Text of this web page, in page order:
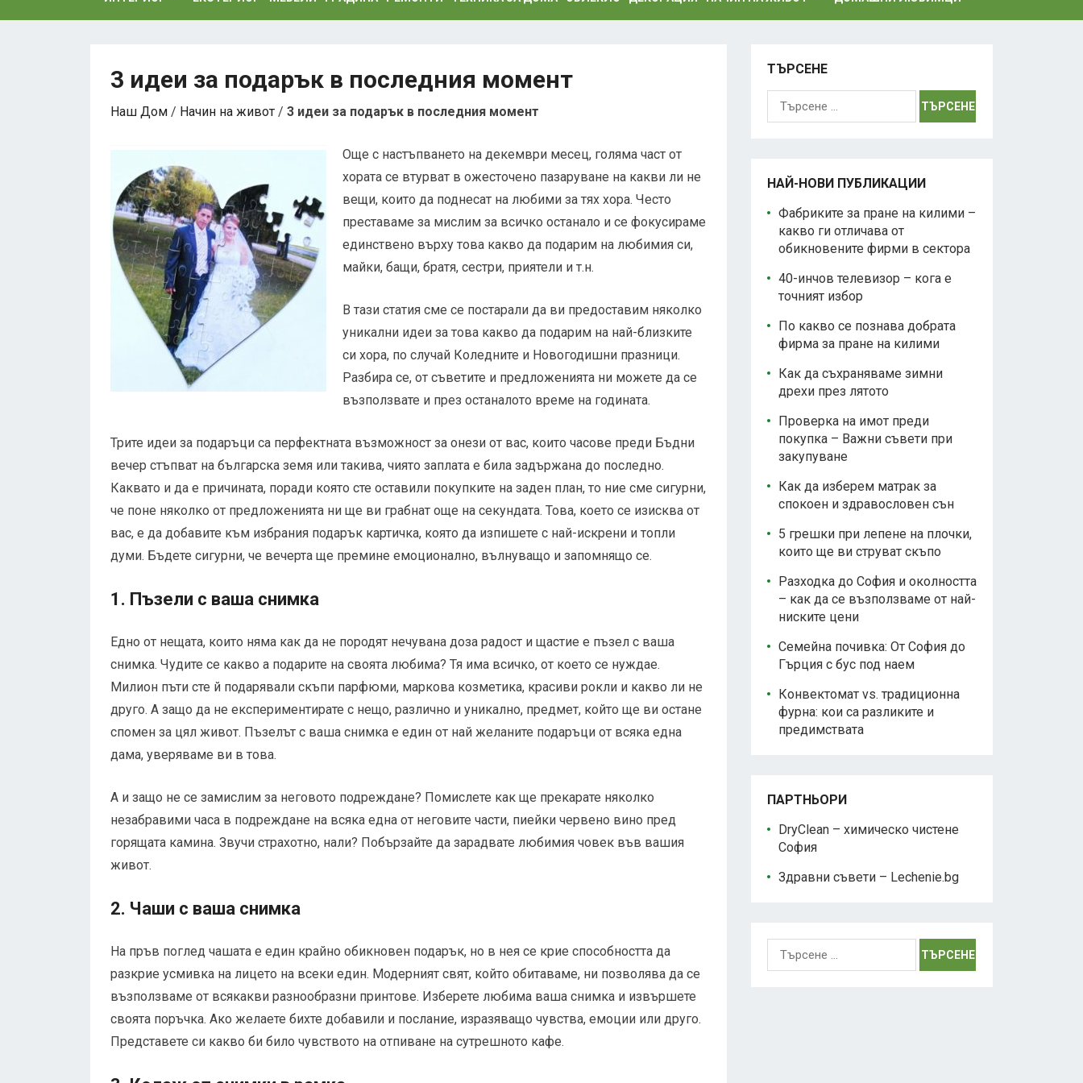
3 идеи за подарък в последния момент
Наш Дом / Начин на живот / 3 идеи за подарък в последния момент
Още с настъпването на декември месец, голяма част от
хората се втурват в ожесточено пазаруване на какви ли не
вещи, които да поднесат на любими за тях хора. Често
преставаме за мислим за всичко останало и се фокусираме
единствено върху това какво да подарим на любимия си,
майки, бащи, братя, сестри, приятели и т.н.
В тази статия сме се постарали да ви предоставим няколко
уникални идеи за това какво да подарим на най-близките
си хора, по случай Коледните и Новогодишни празници.
Разбира се, от съветите и предложенията ни можете да се
възползвате и през останалото време на годината.
Трите идеи за подаръци са перфектната възможност за онези от вас, които часове преди Бъдни
вечер стъпват на българска земя или такива, чиято заплата е била задържана до последно.
Каквато и да е причината, поради която сте оставили покупките на заден план, то ние сме сигурни,
че поне няколко от предложенията ни ще ви грабнат още на секундата. Това, което се изисква от
вас, е да добавите към избрания подарък картичка, която да изпишете с най-искрени и топли
думи. Бъдете сигурни, че вечерта ще премине емоционално, вълнуващо и запомнящо се.
1. Пъзели с ваша снимка
Едно от нещата, които няма как да не породят нечувана доза радост и щастие е пъзел с ваша
снимка. Чудите се какво а подарите на своята любима? Тя има всичко, от което се нуждае.
Милион пъти сте й подарявали скъпи парфюми, маркова козметика, красиви рокли и какво ли не
друго. А защо да не експериментирате с нещо, различно и уникално, предмет, който ще ви остане
спомен за цял живот. Пъзелът с ваша снимка е един от най желаните подаръци от всяка една
дама, уверяваме ви в това.
А и защо не се замислим за неговото подреждане? Помислете как ще прекарате няколко
незабравими часа в подреждане на всяка една от неговите части, пиейки червено вино пред
горящата камина. Звучи страхотно, нали? Побързайте да зарадвате любимия човек във вашия
живот.
2. Чаши с ваша снимка
На пръв поглед чашата е един крайно обикновен подарък, но в нея се крие способността да
разкрие усмивка на лицето на всеки един. Модерният свят, който обитаваме, ни позволява да се
възползваме от всякакви разнообразни принтове. Изберете любима ваша снимка и извършете
своята поръчка. Ако желаете бихте добавили и послание, изразяващо чувства, емоции или друго.
Представете си какво би било чувството на отпиване на сутрешното кафе.
ТЪРСЕНЕ
Търсене
НАЙ-НОВИ ПУБЛИКАЦИИ
Фабриките за пране на килими –
какво ги отличава от
обикновените фирми в сектора
40-инчов телевизор – кога е
точният избор
По какво се познава добрата
фирма за пране на килими
Как да съхраняваме зимни
дрехи през лятото
Проверка на имот преди
покупка – Важни съвети при
закупуване
Как да изберем матрак за
спокоен и здравословен сън
5 грешки при лепене на плочки,
които ще ви струват скъпо
Разходка до София и околността
– как да се възползваме от най-
ниските цени
Семейна почивка: От София до
Гърция с бус под наем
Конвектомат vs. традиционна
фурна: кои са разликите и
предимствата
ПАРТНЬОРИ
DryClean – химическо чистене
София
Здравни съвети – Lechenie.bg
Търсене